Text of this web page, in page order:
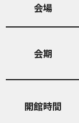
会場
会期
開館時間